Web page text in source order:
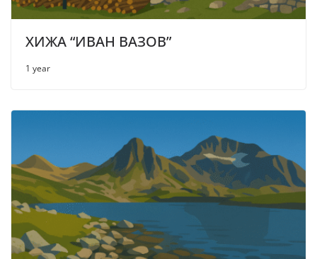
ХИЖА “ИВАН ВАЗОВ”
1 year